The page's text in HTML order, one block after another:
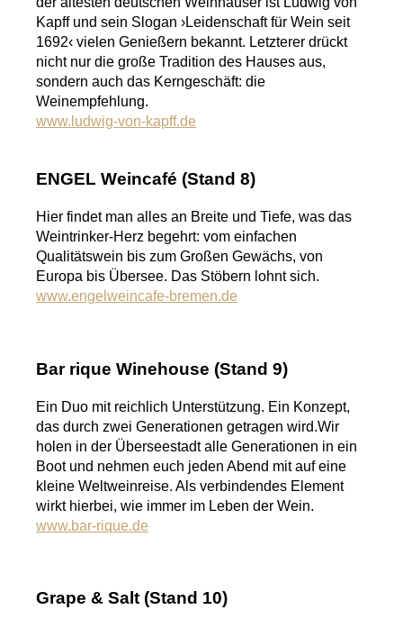
Kapff und sein Slogan ›Leidenschaft für Wein seit
1692‹ vielen Genießern bekannt. Letzterer drückt
nicht nur die große Tradition des Hauses aus,
sondern auch das Kerngeschäft: die
Weinempfehlung.
www.ludwig-von-kapff.de
ENGEL Weincafé (Stand 8)
Hier findet man alles an Breite und Tiefe, was das
Weintrinker-Herz begehrt: vom einfachen
Qualitätswein bis zum Großen Gewächs, von
Europa bis Übersee. Das Stöbern lohnt sich.
www.engelweincafe-bremen.de
Bar rique Winehouse (Stand 9)
Ein Duo mit reichlich Unterstützung. Ein Konzept,
das durch zwei Generationen getragen wird.Wir
holen in der Überseestadt alle Generationen in ein
Boot und nehmen euch jeden Abend mit auf eine
kleine Weltweinreise. Als verbindendes Element
wirkt hierbei, wie immer im Leben der Wein.
www.bar-rique.de
Grape & Salt (Stand 10)